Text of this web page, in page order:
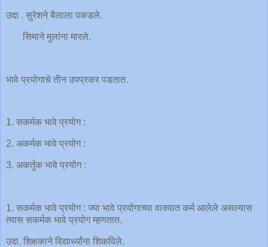
उदा . सुरेशने बैलाला पकडले.
सिमाने मुलांना मारले.
भावे प्रयोगाचे तीन उपप्रकर पडतात.
1. सकर्मक भावे प्रयोग :
2. अकर्मक भावे प्रयोग :
3. अकर्तुक भावे प्रयोग :
1. सकर्मक भावे प्रयोग : ज्या भावे प्रयोगाच्या वाक्यात कर्म आलेले असल्यास
त्यास सकर्मक भावे प्रयोग म्हणतात.
उदा. शिक्षकाने विद्यार्थ्यांना शिकविले.